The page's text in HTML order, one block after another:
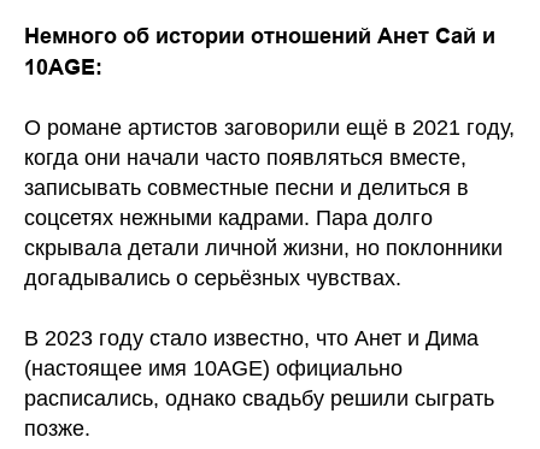
Немного об истории отношений Анет Сай и
10AGE:
О романе артистов заговорили ещё в 2021 году,
когда они начали часто появляться вместе,
записывать совместные песни и делиться в
соцсетях нежными кадрами. Пара долго
скрывала детали личной жизни, но поклонники
догадывались о серьёзных чувствах.
В 2023 году стало известно, что Анет и Дима
(настоящее имя 10AGE) официально
расписались, однако свадьбу решили сыграть
позже.